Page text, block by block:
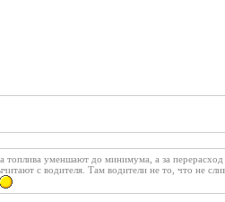
топлива уменшают до минимума, а за
с водителя. Там водители не то, что не